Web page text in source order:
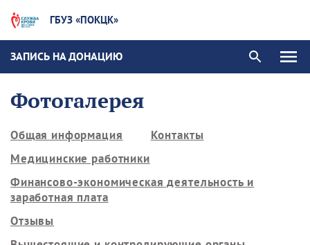
ГБУЗ «ПОКЦК»
ЗАПИСЬ НА ДОНАЦИЮ
Фотогалерея
Общая информация
Контакты
Медицинские работники
Финансово-экономическая деятельность и
заработная плата
Отзывы